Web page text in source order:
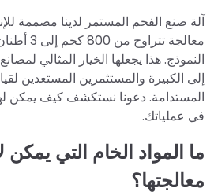
آلة صنع الفحم المستمر لدينا مصممة
معالجة
النموذج. هذا يجعلها الخيار المثالي
إلى الكبيرة والمستثمرين المستعدين
المستدامة. دعونا نستكشف كيف يمكن
في عملياتك.
ما المواد الخام التي
معالجتها؟